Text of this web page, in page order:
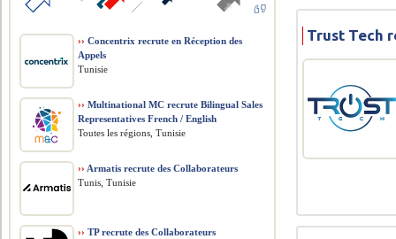
Trust Tech
›› Concentrix recrute en Réception des
Appels
Tunisie
›› Multinational MC recrute Bilingual Sales
Representatives French / English
Toutes les régions, Tunisie
›› Armatis recrute des Collaborateurs
Tunis, Tunisie
›› TP recrute des Collaborateurs